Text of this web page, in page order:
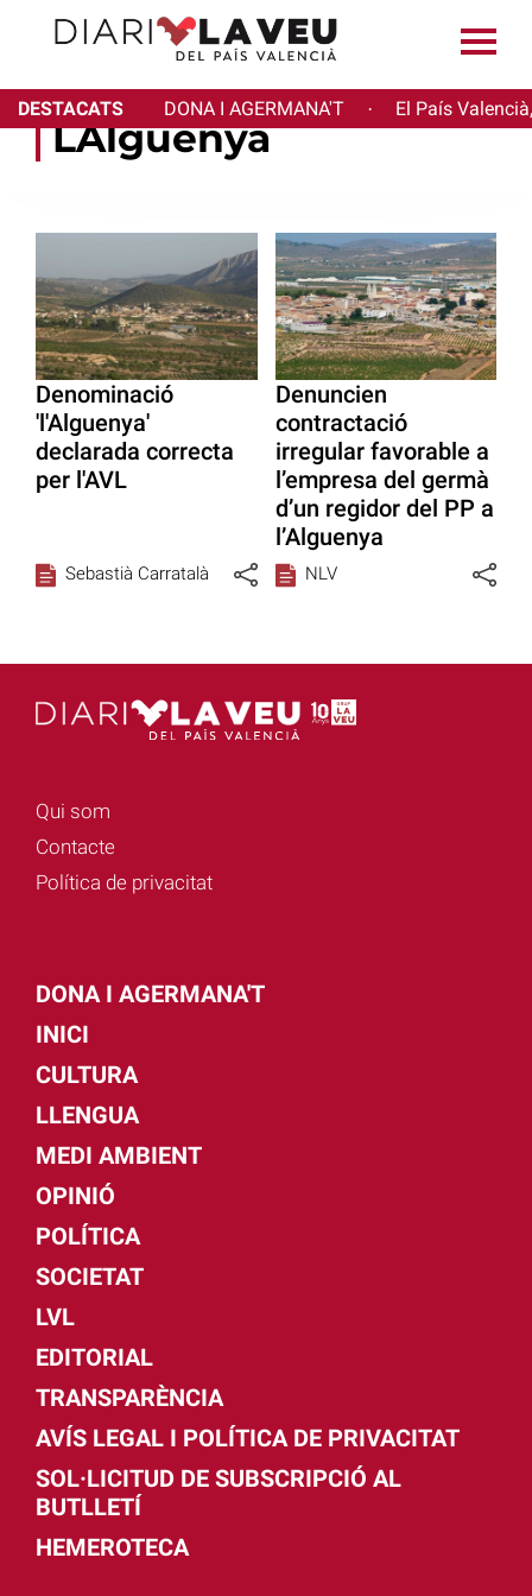
DESTACATS DONA I AGERMANA'T · El País
LAlguenya
Denominació
'l'Alguenya'
declarada correcta
per l'AVL
Sebastià Carratalà
Denuncien
contractació
irregular favorable a
l’empresa del germà
d’un regidor del PP a
l’Alguenya
NLV
Qui som
Contacte
Política de privacitat
DONA I AGERMANA'T
INICI
CULTURA
LLENGUA
MEDI AMBIENT
OPINIÓ
POLÍTICA
SOCIETAT
LVL
EDITORIAL
TRANSPARÈNCIA
AVÍS LEGAL I POLÍTICA DE PRIVACITAT
SOL·LICITUD DE SUBSCRIPCIÓ AL
BUTLLETÍ
HEMEROTECA